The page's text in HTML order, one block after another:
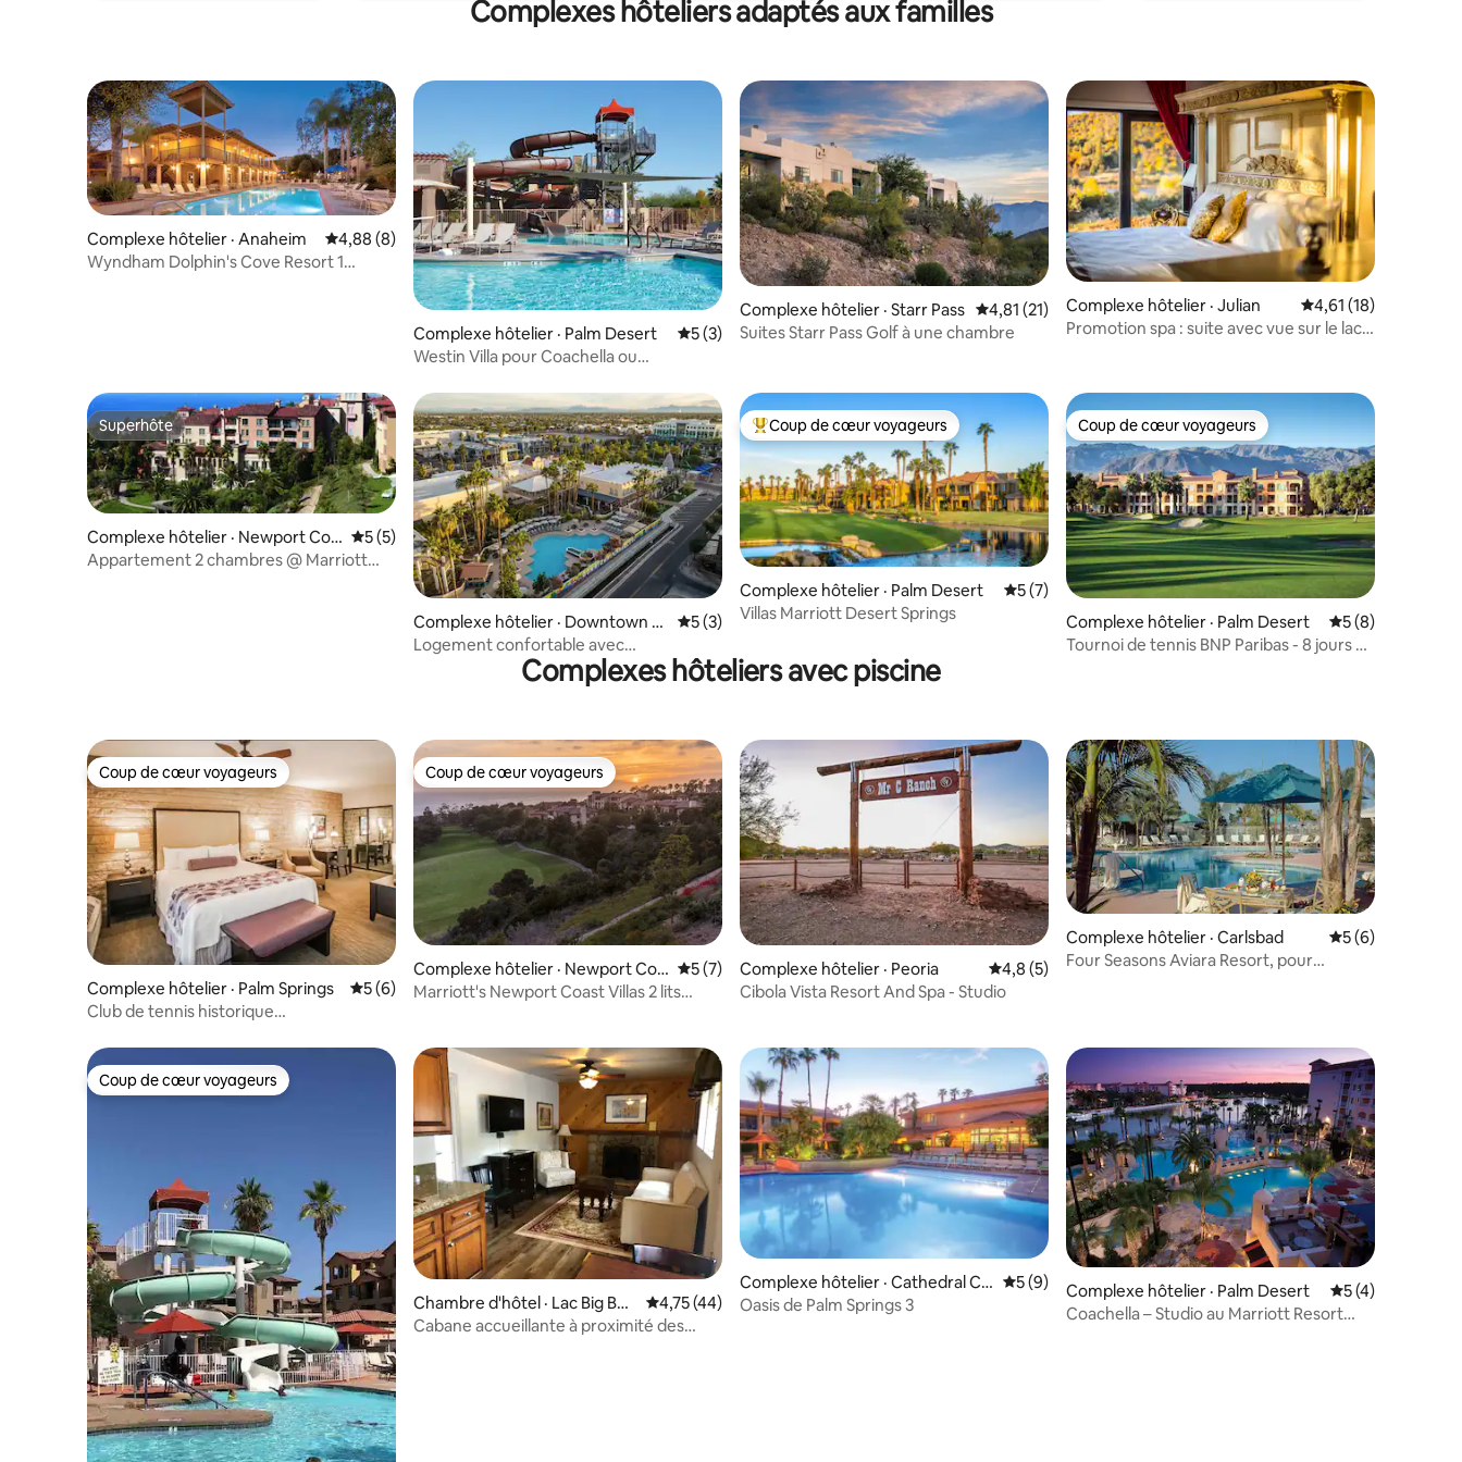
Complexes hôteliers adaptés aux familles
Complexe hôtelier · Anaheim Note moyenne de 4,88 sur 5, 8 commentaires
4,88 (8)
Wyndham Dolphin's Cove Resort 1
Complexe hôtelier · Palm Desert Note moyenne de 5 sur 5, 3 commentaires
5 (3)
Westin Villa pour Coachella ou
Complexe hôtelier · Starr Pass Note moyenne de 4,81 sur 5, 21 commentaires
4,81 (21)
Suites Starr Pass Golf à une chambre
Complexe hôtelier · Julian Note moyenne de
4,61 (18)
Promotion spa : suite avec vue sur le lac,
Superhôte
Superhôte
Complexe hôtelier · Newport Coa
st
Note moyenne de 5 sur 5, 5 commentaires
5 (5)
Appartement 2 chambres @ Marriott
Complexe hôtelier · Downtown C
handler
Note moyenne de 5 sur 5, 3 commentaires
5 (3)
Logement confortable avec
balcon | Piscine | Stationnement
Coup de cœur voyageurs parmi les plus aimés
Coup de cœur voyageurs
Complexe hôtelier · Palm Desert Note moyenne de 5 sur 5, 7 commentaires
5 (7)
Villas Marriott Desert Springs
Coup de cœur voyageurs
Coup de cœur voyageurs
Complexe hôtelier · Palm Desert Note moyenne
5 (8)
Tournoi de tennis BNP Paribas - 8 jours et
Complexes hôteliers avec piscine
Coup de cœur voyageurs
Coup de cœur voyageurs
Complexe hôtelier · Palm Springs Note moyenne de 5 sur 5, 6 commentaires
5 (6)
Club de tennis historique
Coup de cœur voyageurs
Coup de cœur voyageurs
Complexe hôtelier · Newport Coa
st
Note moyenne de 5 sur 5, 7 commentaires
5 (7)
Marriott's Newport Coast Villas 2 lits
Complexe hôtelier · Peoria Note moyenne de 4,8 sur 5, 5 commentaires
4,8 (5)
Cibola Vista Resort And Spa - Studio
Complexe hôtelier · Carlsbad Note moyenne
5 (6)
Four Seasons Aviara Resort, pour
Coup de cœur voyageurs
Coup de cœur voyageurs
Chambre d'hôtel · Lac Big Bea
r
Note moyenne de 4,75 sur 5, 44 commentaires
4,75 (44)
Cabane accueillante à proximité des
Complexe hôtelier · Cathedral Cit
y
Note moyenne de 5 sur 5, 9 commentaires
5 (9)
Oasis de Palm Springs 3
Complexe hôtelier · Palm Desert Note moyenne
5 (4)
Coachella – Studio au Marriott Resort